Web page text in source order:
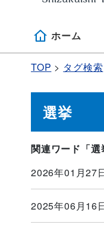
ホーム
TOP タグ検索
選挙
関連ワード「
2026年01月27
2025年06月16